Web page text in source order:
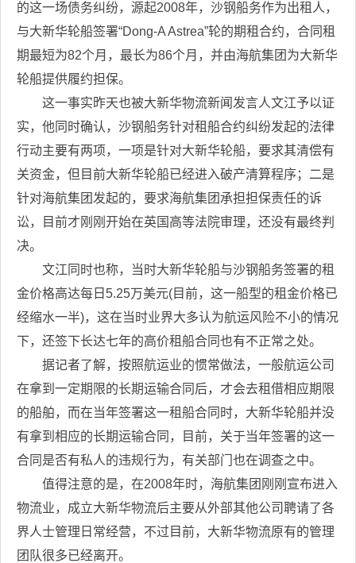
的这一场债务纠纷，源起2008年，沙钢船务作为出租人，
与大新华轮船签署“Dong-A Astrea”轮的期租合约，合同租
期最短为82个月，最长为86个月，并由海航集团为大新华
轮船提供履约担保。
这一事实昨天也被大新华物流新闻发言人文江予以证
实，他同时确认，沙钢船务针对租船合约纠纷发起的法律
行动主要有两项，一项是针对大新华轮船，要求其清偿有
关资金，但目前大新华轮船已经进入破产清算程序；二是
针对海航集团发起的，要求海航集团承担担保责任的诉
讼，目前才刚刚开始在英国高等法院审理，还没有最终判
决。
文江同时也称，当时大新华轮船与沙钢船务签署的租
金价格高达每日5.25万美元(目前，这一船型的租金价格已
经缩水一半)，这在当时业界大多认为航运风险不小的情况
下，还签下长达七年的高价租船合同也有不正常之处。
据记者了解，按照航运业的惯常做法，一般航运公司
在拿到一定期限的长期运输合同后，才会去租借相应期限
的船舶，而在当年签署这一租船合同时，大新华轮船并没
有拿到相应的长期运输合同，目前，关于当年签署的这一
合同是否有私人的违规行为，有关部门也在调查之中。
值得注意的是，在2008年时，海航集团刚刚宣布进入
物流业，成立大新华物流后主要从外部其他公司聘请了各
界人士管理日常经营，不过目前，大新华物流原有的管理
团队很多已经离开。